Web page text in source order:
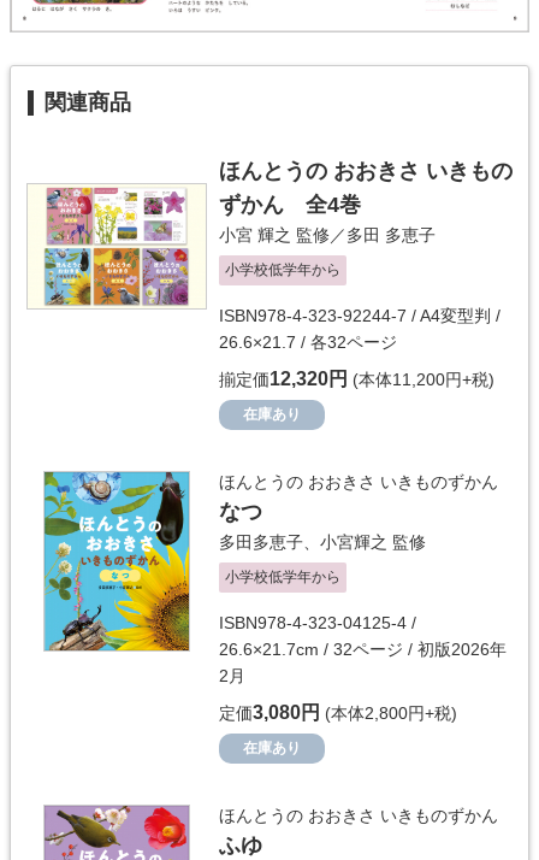
関連商品
ほんとうの おおきさ いきもの
ずかん 全4巻
小宮 輝之 監修／多田 多恵子
小学校低学年から
ISBN978-4-323-92244-7 / A4変型判 /
26.6×21.7 / 各32ページ
揃定価12,320円 (本体11,200円+税)
在庫あり
ほんとうの おおきさ いきものずかん
なつ
多田多恵子、 小宮輝之 監修
小学校低学年から
ISBN978-4-323-04125-4 /
26.6×21.7cm / 32ページ / 初版2026年
2月
定価3,080円 (本体2,800円+税)
在庫あり
ほんとうの おおきさ いきものずかん
ふゆ